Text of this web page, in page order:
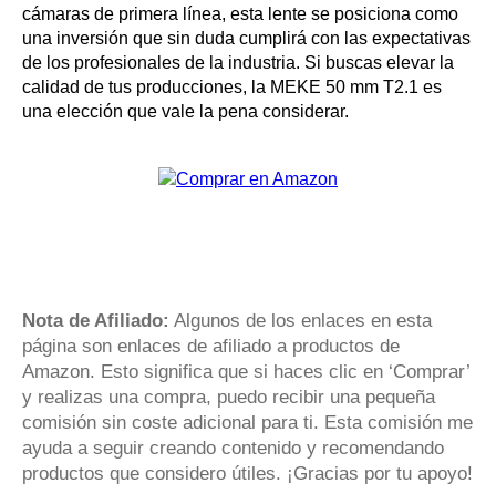
cámaras de primera línea, esta lente se posiciona como
una inversión que sin duda cumplirá con las expectativas
de los profesionales de la industria. Si buscas elevar la
calidad de tus producciones, la MEKE 50 mm T2.1 es
una elección que vale la pena considerar.
Nota de Afiliado: Algunos de los enlaces en esta
página son enlaces de afiliado a productos de
Amazon. Esto significa que si haces clic en ‘Comprar’
y realizas una compra, puedo recibir una pequeña
comisión sin coste adicional para ti. Esta comisión me
ayuda a seguir creando contenido y recomendando
productos que considero útiles. ¡Gracias por tu apoyo!